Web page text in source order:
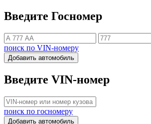
Введите Госномер
поиск по VIN-номеру
Добавить автомобиль
Введите VIN-номер
поиск по госномеру
Добавить автомобиль